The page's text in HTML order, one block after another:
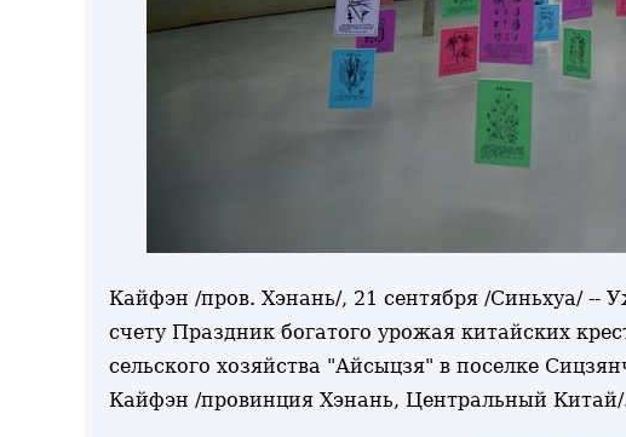
Кайфэн /пров. Хэнань/, 21 сентября /Синьхуа/ --
счету Праздник богатого урожая китайских
сельского хозяйства "Айсыцзя" в поселке
Кайфэн /провинция Хэнань, Центральный